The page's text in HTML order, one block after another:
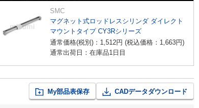
SMC
マグネット式ロッドレスシリンダ ダイレクト
マウントタイプ CY3Rシリーズ
通常価格(税別)： 1,512円 (税込価格： 1,663円)
通常出荷日：在庫品1日目
My部品表保存 CADデータダウンロード